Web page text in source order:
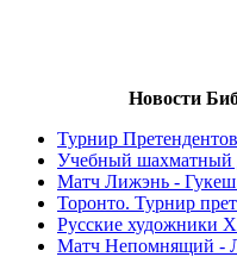
Новости
Турнир
Учебный шахматный
Матч Лижэнь -
Торонто. Турнир
Русские художники
Матч Непомнящий -